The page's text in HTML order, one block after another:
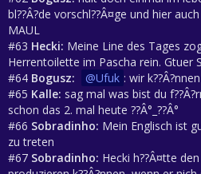
bl??Â?de vorschl??Â¤ge und hier
MAUL
#63 Hecki: Meine Line des Tages
Herrentoilette im Pascha rein. Gtuer
#64 Bogusz: Ufuk : wir
#65 Kalle: sag mal was bist du
schon das 2. mal heute ??Â°_??Â°
#66 Sobradinho: Mein Englisch ist
zu treten
#67 Sobradinho: Hecki h??Â¤tte